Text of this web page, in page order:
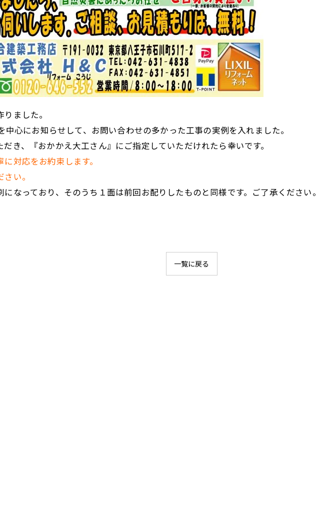
ました。
中心にお知らせして、お問い合わせの多かった工事の実例を入れました。
き、『おかかえ大工さん』にご指定していただけれたら幸いです。
対応をお約束します。
い。
なっており、そのうち１面は前回お配りしたものと同様です。ご了承ください。
一覧に戻る